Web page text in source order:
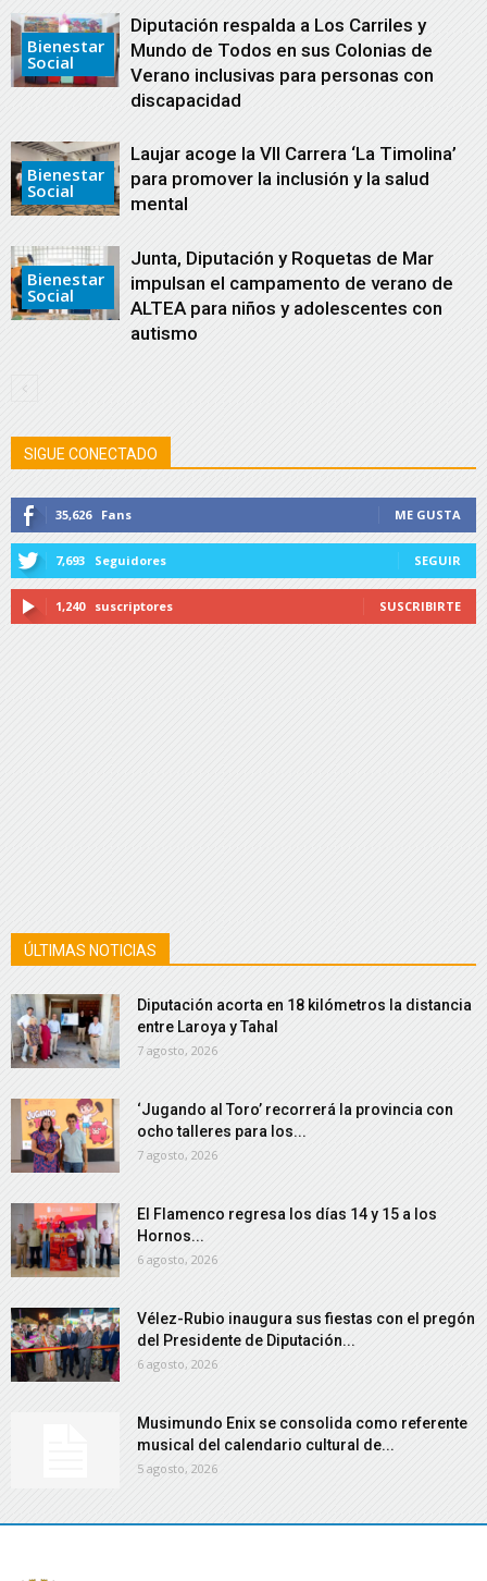
Bienestar
Social
Diputación respalda a Los Carriles y
Mundo de Todos en sus Colonias de
Verano inclusivas para personas con
discapacidad
Bienestar
Social
Laujar acoge la VII Carrera ‘La Timolina’
para promover la inclusión y la salud
mental
Bienestar
Social
Junta, Diputación y Roquetas de Mar
impulsan el campamento de verano de
ALTEA para niños y adolescentes con
autismo
SIGUE CONECTADO
35,626 Fans ME GUSTA
7,693 Seguidores SEGUIR
1,240 suscriptores SUSCRIBIRTE
ÚLTIMAS NOTICIAS
Diputación acorta en 18 kilómetros la distancia
entre Laroya y Tahal
7 agosto, 2026
‘Jugando al Toro’ recorrerá la provincia con
ocho talleres para los...
7 agosto, 2026
El Flamenco regresa los días 14 y 15 a los
Hornos...
6 agosto, 2026
Vélez-Rubio inaugura sus fiestas con el pregón
del Presidente de Diputación...
6 agosto, 2026
Musimundo Enix se consolida como referente
musical del calendario cultural de...
5 agosto, 2026